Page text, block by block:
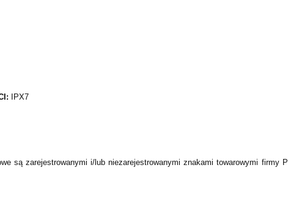
IPX7
są zarejestrowanymi i/lub niezarejestrowanymi znakami towarowymi firmy